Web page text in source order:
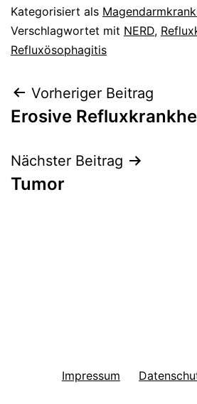
Kategorisiert als
Verschlagwortet mit NERD,
Refluxösophagitis
Vorheriger Beitrag
Erosive
Nächster Beitrag
Tumor
Impressum